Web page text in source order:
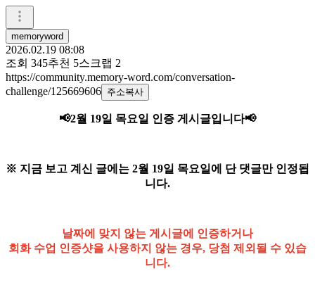
memoryword
2026.02.19 08:08
조회 345추천 5스크랩 2
https://community.memory-word.com/conversation-
challenge/125669606 주소복사
📢2월 19일 목요일 인증 게시글입니다📢
※ 지금 보고 계신 글에는 2월 19일 목요일에 단 댓글만 인정됩
니다.
날짜에 맞지 않는 게시글에 인증하거나
회화 수업 인증샷을 사용하지 않는 경우, 당첨 제외될 수 있습
니다.